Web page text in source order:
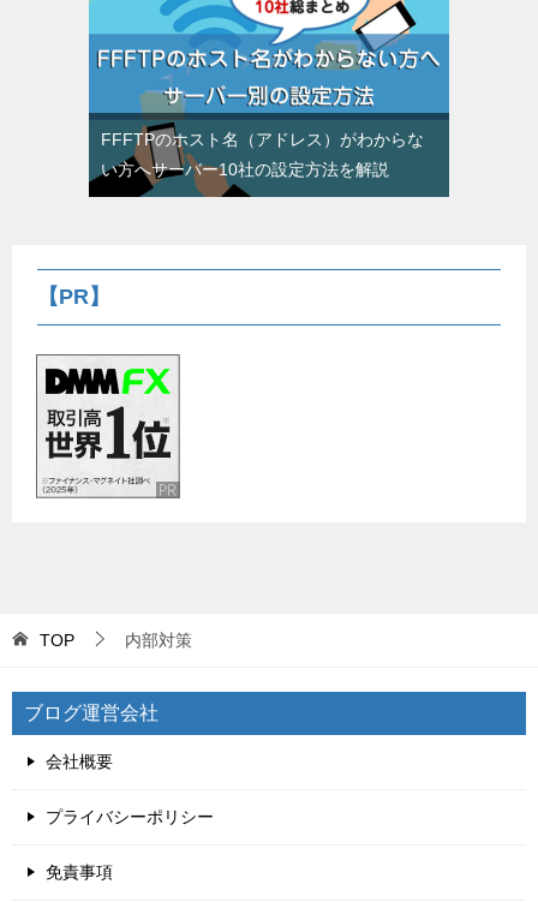
FFFTPのホスト名（アドレス）がわからな
い方へサーバー10社の設定方法を解説
【PR】
TOP 内部対策
ブログ運営会社
会社概要
プライバシーポリシー
免責事項